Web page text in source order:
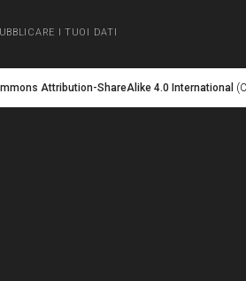
I TUOI DATI
Attribution-ShareAlike 4.0 International